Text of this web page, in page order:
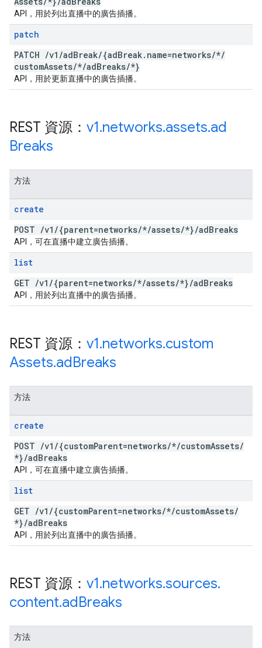
API，用於列出直播中的廣告插播。
patch
PATCH /v1 /adBreak/{adBreak. name=networks/*/
customAssets/*/adBreaks/*}
API，用於更新直播中的廣告插播。
REST 資源： v1.networks.assets.ad
Breaks
方法
create
POST /v1 /{parent=networks/*/assets/*}/adBreaks
API，可在直播中建立廣告插播。
list
GET /v1 /{parent=networks/*/assets/*}/adBreaks
API，用於列出直播中的廣告插播。
REST 資源： v1.networks.custom
Assets.adBreaks
方法
create
POST /v1 /{customParent=networks/*/customAssets/
*}/adBreaks
API，可在直播中建立廣告插播。
list
GET /v1 /{customParent=networks/*/customAssets/
*}/adBreaks
API，用於列出直播中的廣告插播。
REST 資源： v1.networks.sources.
content.adBreaks
方法